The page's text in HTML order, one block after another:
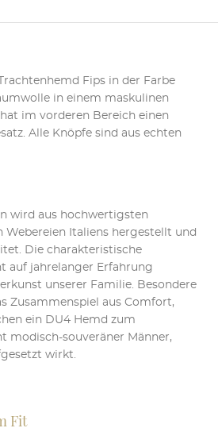
Fips in der Farbe
in einem maskulinen
im vorderen Bereich einen
Alle Knöpfe sind aus echten
wird aus hochwertigsten
Webereien Italiens hergestellt und
Die charakteristische
auf jahrelanger Erfahrung
unserer Familie. Besondere
Zusammenspiel aus Comfort,
ein DU4 Hemd zum
modisch-souveräner Männer,
wirkt.
Fit